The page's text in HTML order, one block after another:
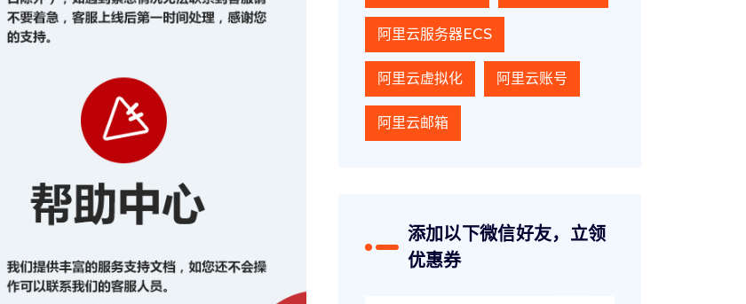
阿里云服务器ECS
阿里云虚拟化 阿里云账号
阿里云邮箱
添加以下微信好友，立领
优惠券